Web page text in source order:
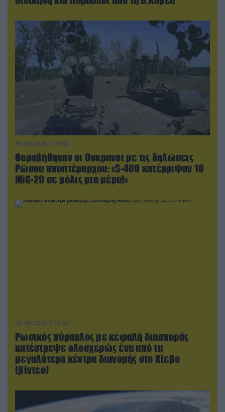
06.08.2026 | 00:02
Θορυβήθηκαν οι Ουκρανοί με τις δηλώσεις
Ρώσου υποπτέραρχου: «S-400 κατέρριψαν 10
MiG-29 σε μόλις μια μέρα!»
05.08.2026 | 15:02
Ρωσικός πύραυλος με κεφαλή διασποράς
κατέστρεψε ολοσχερώς ένα από τα
μεγαλύτερα κέντρα διανομής στο Κίεβο
(βίντεο)